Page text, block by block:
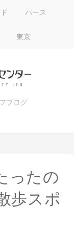
パース
東京
ブログ
ったの
歩スポ